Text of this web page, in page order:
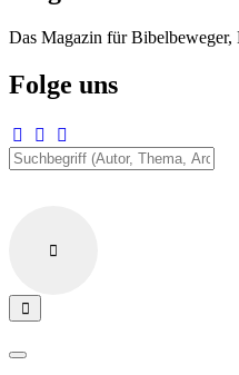
Das Magazin für
Folge uns